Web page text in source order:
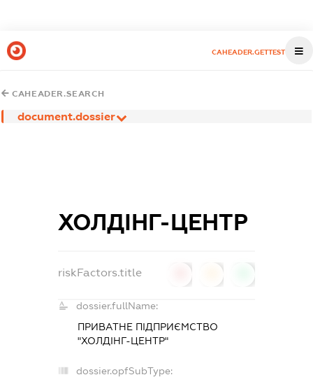
CAHEADER.GETTEST
CAHEADER.SEARCH
document.dossier
ХОЛДІНГ-ЦЕНТР
riskFactors.title
dossier.fullName:
ПРИВАТНЕ ПІДПРИЄМСТВО
"ХОЛДІНГ-ЦЕНТР"
dossier.opfSubType: